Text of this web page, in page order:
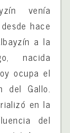
venía
hace
a la
nacida
ocupa el
del Gallo.
en la
del